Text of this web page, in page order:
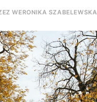
WERONIKA SZABELEWSKA